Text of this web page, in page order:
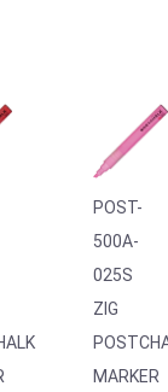
POST-
500A-
025S
ZIG
MARKER